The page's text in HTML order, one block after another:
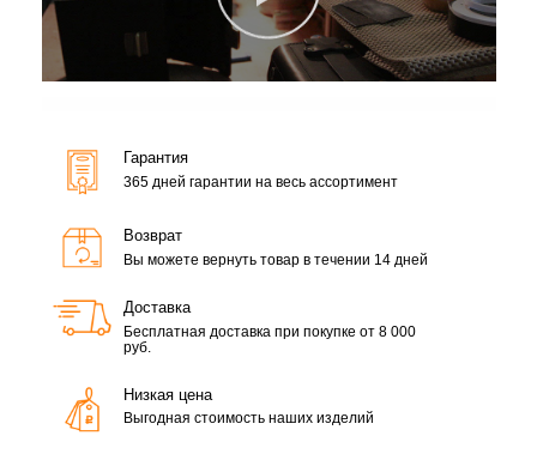
Гарантия
365 дней гарантии на весь ассортимент
Возврат
Вы можете вернуть товар в течении 14 дней
Доставка
Бесплатная доставка при покупке от 8 000
руб.
Низкая цена
Выгодная стоимость наших изделий